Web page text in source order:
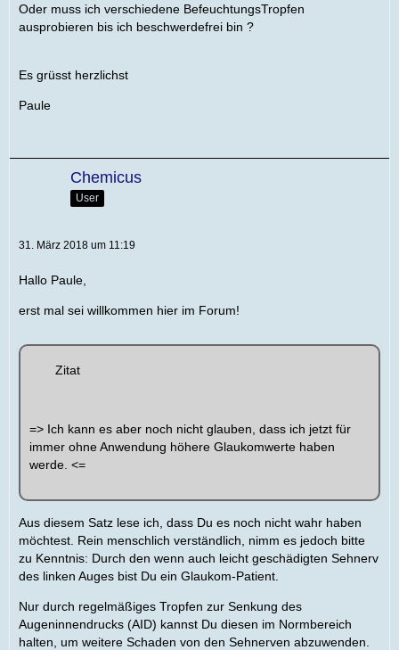
Oder muss ich verschiedene BefeuchtungsTropfen
ausprobieren bis ich beschwerdefrei bin ?
Es grüsst herzlichst
Paule
Chemicus
User
31. März 2018 um 11:19
Hallo Paule,
erst mal sei willkommen hier im Forum!
Zitat
=> Ich kann es aber noch nicht glauben, dass ich jetzt für
immer ohne Anwendung höhere Glaukomwerte haben
werde. <=
Aus diesem Satz lese ich, dass Du es noch nicht wahr haben
möchtest. Rein menschlich verständlich, nimm es jedoch bitte
zu Kenntnis: Durch den wenn auch leicht geschädigten Sehnerv
des linken Auges bist Du ein Glaukom-Patient.
Nur durch regelmäßiges Tropfen zur Senkung des
Augeninnendrucks (AID) kannst Du diesen im Normbereich
halten, um weitere Schaden von den Sehnerven abzuwenden.